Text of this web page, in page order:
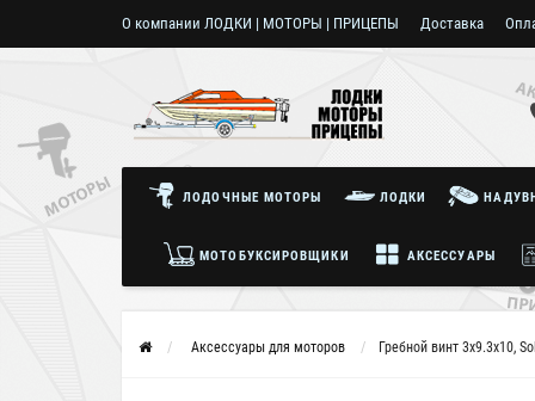
О компании ЛОДКИ | МОТОРЫ | ПРИЦЕПЫ Доставка
ЛОДОЧНЫЕ МОТОРЫ ЛОДКИ
МОТОБУКСИРОВЩИКИ АКСЕССУАРЫ
Аксессуары для моторов Гребной винт 3x9.3x10,